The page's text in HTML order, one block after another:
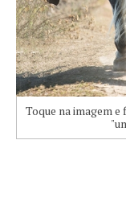
Toque na imagem